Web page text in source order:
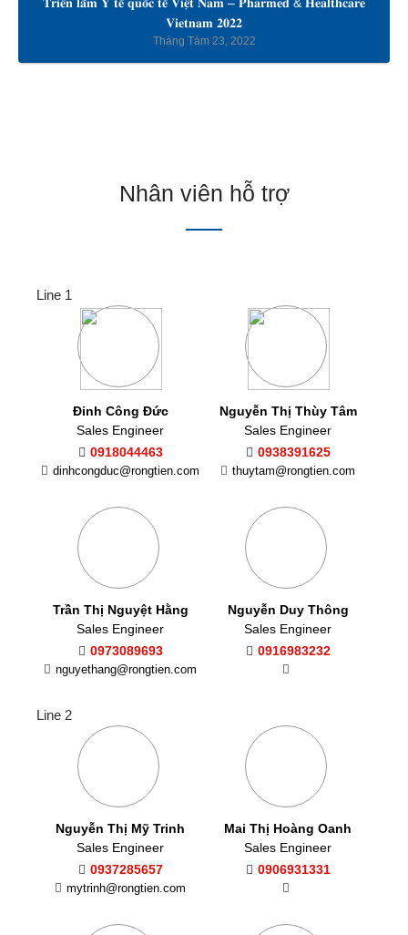
𝐓𝐫𝐢𝐞̂̉𝐧 𝐥𝐚̃𝐦 𝐘 𝐭𝐞̂́ 𝐪𝐮𝐨̂́𝐜 𝐭𝐞̂́ 𝐕𝐢𝐞̣̂𝐭 𝐍𝐚𝐦 – 𝐏𝐡𝐚𝐫𝐦𝐞𝐝 & 𝐇𝐞𝐚𝐥𝐭𝐡𝐜𝐚𝐫𝐞
𝐕𝐢𝐞𝐭𝐧𝐚𝐦 𝟐𝟎𝟐𝟐
Tháng Tám 23, 2022
Nhân viên hỗ trợ
Line 1
Đinh Công Đức
Sales Engineer
0918044463
dinhcongduc@rongtien.com
Nguyễn Thị Thùy Tâm
Sales Engineer
0938391625
thuytam@rongtien.com
Trần Thị Nguyệt Hằng
Sales Engineer
0973089693
nguyethang@rongtien.com
Nguyễn Duy Thông
Sales Engineer
0916983232
Line 2
Nguyễn Thị Mỹ Trinh
Sales Engineer
0937285657
mytrinh@rongtien.com
Mai Thị Hoàng Oanh
Sales Engineer
0906931331